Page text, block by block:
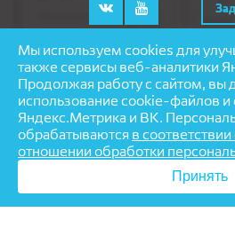
© 1997—2026 «Бобров» —
Разработка и поддержка сайта
Partmedia
Мы используем cookies для
также сервисы веб-аналитики
Продолжая работу с сайтом, вы
использование cookie-файлов и
Яндекс.Метрика и ВК.
обрабатываются в
отношении обработки
Принять